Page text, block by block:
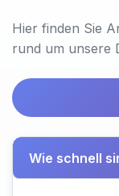
Hier finden Sie
rund um unsere
Wie schnell